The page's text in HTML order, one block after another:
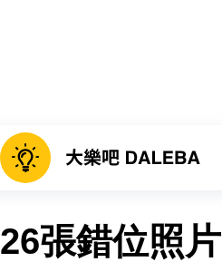
26張錯位照片